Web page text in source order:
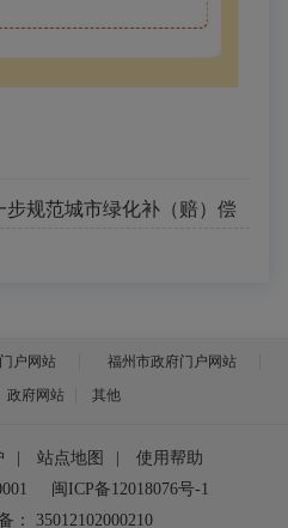
规范城市绿化补（赔）偿
户网站
福州市政府门户网站
政府网站
其他
站点地图
使用帮助
闽ICP备12018076号-1
：
35012102000210